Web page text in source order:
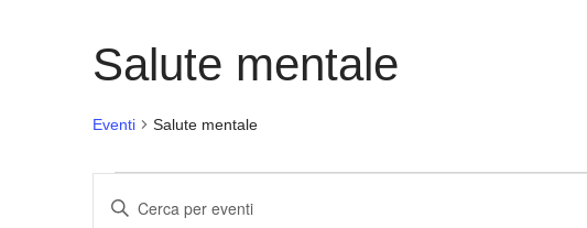
Salute mentale
Eventi Salute mentale
Eventi
Inserisci